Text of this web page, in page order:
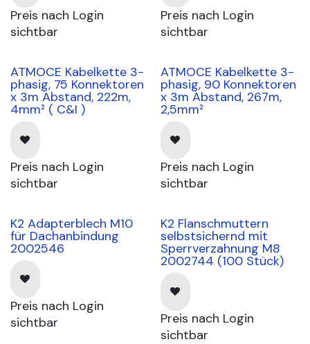
Preis nach Login
sichtbar
Preis nach Login
sichtbar
ATMOCE Kabelkette 3-
phasig, 75 Konnektoren
x 3m Abstand, 222m,
4mm² ( C&I )
Preis nach Login
sichtbar
ATMOCE Kabelkette 3-
phasig, 90 Konnektoren
x 3m Abstand, 267m,
2,5mm²
Preis nach Login
sichtbar
K2 Adapterblech M10
für Dachanbindung
2002546
Preis nach Login
sichtbar
K2 Flanschmuttern
selbstsichernd mit
Sperrverzahnung M8
2002744 (100 Stück)
Preis nach Login
sichtbar